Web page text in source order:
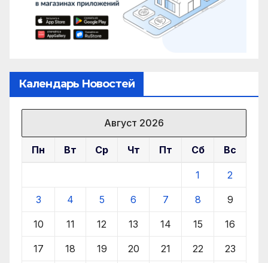
Календарь Новостей
Август 2026
Пн Вт Ср Чт Пт Сб Вс
1 2
3 4 5 6 7 8 9
10 11 12 13 14 15 16
17 18 19 20 21 22 23